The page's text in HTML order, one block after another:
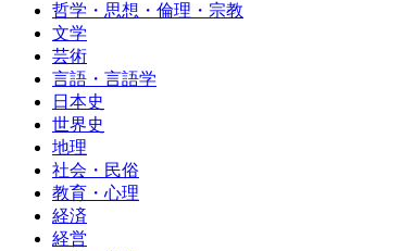
哲学・思想・倫理・宗教
文学
芸術
言語・言語学
日本史
世界史
地理
社会・民俗
教育・心理
経済
経営